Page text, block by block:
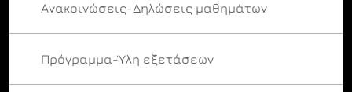
Ανακοινώσεις-Δηλώσεις μαθημάτων
Πρόγραμμα-Ύλη εξετάσεων